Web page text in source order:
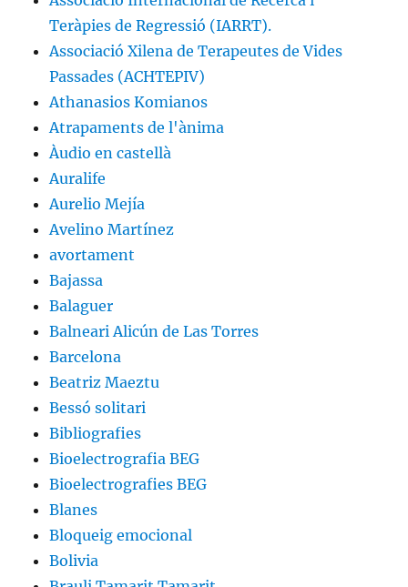
Teràpies de Regressió (IARRT).
Associació Xilena de Terapeutes de Vides
Passades (ACHTEPIV)
Athanasios Komianos
Atrapaments de l'ànima
Àudio en castellà
Auralife
Aurelio Mejía
Avelino Martínez
avortament
Bajassa
Balaguer
Balneari Alicún de Las Torres
Barcelona
Beatriz Maeztu
Bessó solitari
Bibliografies
Bioelectrografia BEG
Bioelectrografies BEG
Blanes
Bloqueig emocional
Bolivia